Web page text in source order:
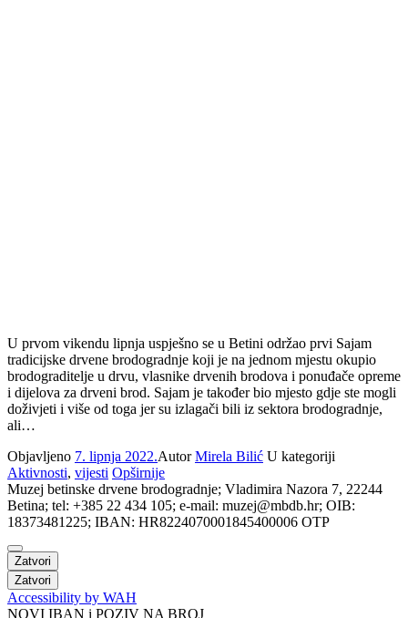
U prvom vikendu lipnja uspješno se u Betini održao prvi Sajam
tradicijske drvene brodogradnje koji je na jednom mjestu okupio
brodograditelje u drvu, vlasnike drvenih brodova i ponuđače opreme
i dijelova za drveni brod. Sajam je također bio mjesto gdje ste mogli
doživjeti i više od toga jer su izlagači bili iz sektora brodogradnje,
ali…
Objavljeno 7. lipnja 2022.AutorMirela Bilić U kategoriji
Aktivnosti, vijesti Opširnije
Muzej betinske drvene brodogradnje; Vladimira Nazora 7, 22244
Betina; tel: +385 22 434 105; e-mail: muzej@mbdb.hr; OIB:
18373481225; IBAN: HR8224070001845400006 OTP
Zatvori
Zatvori
Accessibility by WAH
NOVI IBAN i POZIV NA BROJ